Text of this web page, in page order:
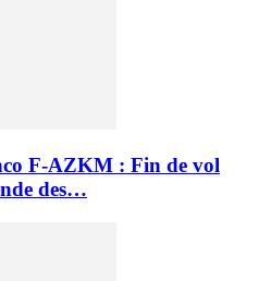
F-AZKM : Fin de vol
des…